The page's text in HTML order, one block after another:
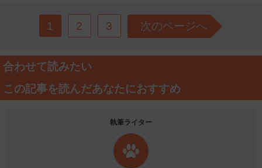
1 2 3 次のページへ
合わせて読みたい
この記事を読んだあなたにおすすめ
執筆ライター